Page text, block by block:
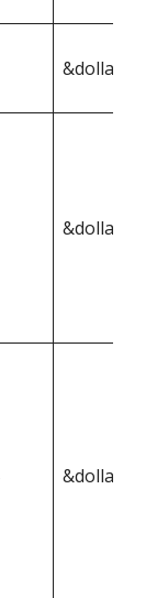
&dollar;73
&dollar;8